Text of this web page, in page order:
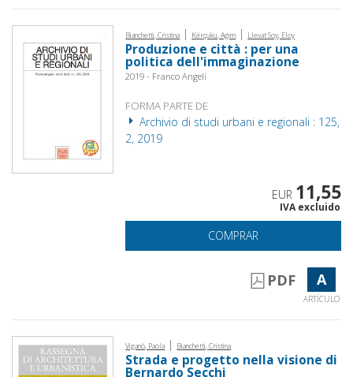
Bianchetti, Cristina | Kërçuku, Agim | Llevat Soy, Eloy
Produzione e città : per una
politica dell'immaginazione
2019 - Franco Angeli
FORMA PARTE DE
Archivio di studi urbani e regionali : 125,
2, 2019
EUR 11,55
IVA excluido
COMPRAR
PDF A
ARTÍCULO
Viganò, Paola | Bianchetti, Cristina
Strada e progetto nella visione di
Bernardo Secchi